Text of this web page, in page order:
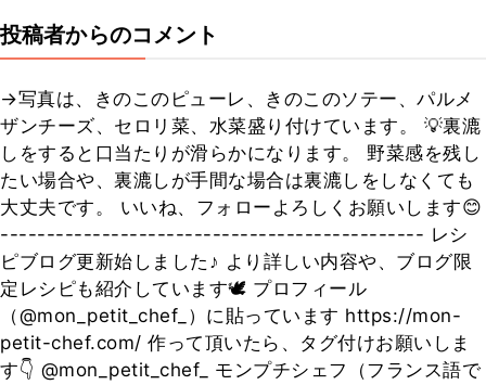
投稿者からのコメント
→写真は、きのこのピューレ、きのこのソテー、パルメ
ザンチーズ、セロリ菜、水菜盛り付けています。 💡裏漉
しをすると口当たりが滑らかになります。 野菜感を残し
たい場合や、裏漉しが手間な場合は裏漉しをしなくても
大丈夫です。 いいね、フォローよろしくお願いします😊
---------------------------------------------- レシ
ピブログ更新始しました♪ より詳しい内容や、ブログ限
定レシピも紹介しています🕊 プロフィール
（@mon_petit_chef_）に貼っています https://mon-
petit-chef.com/ 作って頂いたら、タグ付けお願いしま
す👇 @mon_petit_chef_ モンプチシェフ（フランス語で